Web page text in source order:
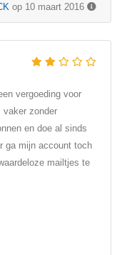
op 10 maart 2016
vergoeding voor
vaker zonder
en doe al sinds
ga mijn account toch
mailtjes te